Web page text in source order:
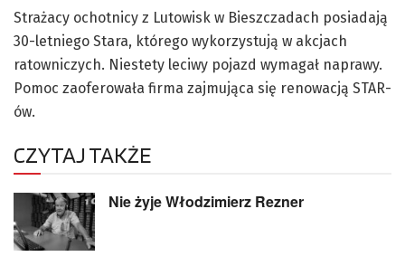
Strażacy ochotnicy z Lutowisk w Bieszczadach posiadają
30-letniego Stara, którego wykorzystują w akcjach
ratowniczych. Niestety leciwy pojazd wymagał naprawy.
Pomoc zaoferowała firma zajmująca się renowacją STAR-
ów.
CZYTAJ TAKŻE
Nie żyje Włodzimierz Rezner